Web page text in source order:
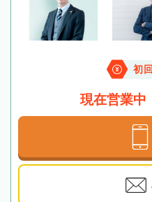
初
現在営業中